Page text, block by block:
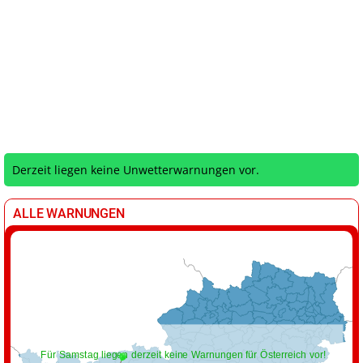
Derzeit liegen keine Unwetterwarnungen vor.
ALLE WARNUNGEN
Für Samstag liegen derzeit keine Warnungen für Österreich vor!